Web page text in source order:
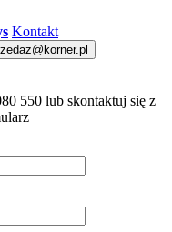
Kontakt
550 lub skontaktuj się z